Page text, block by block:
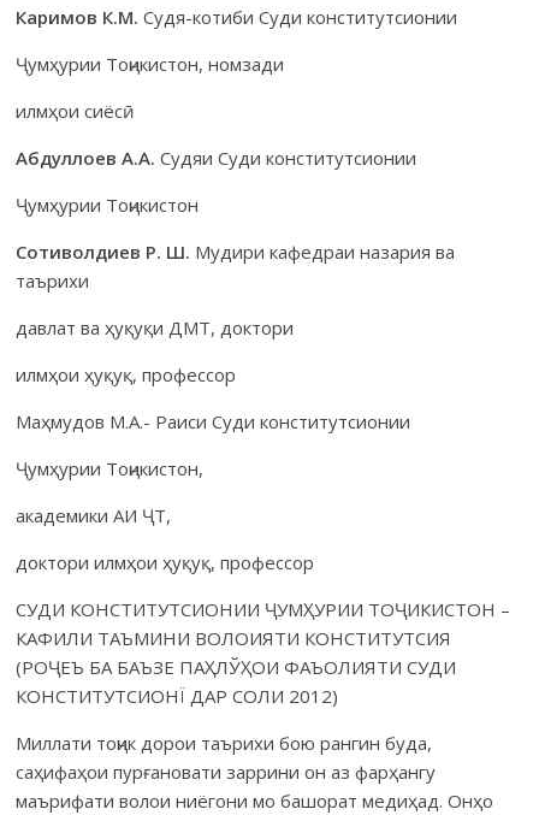
Каримов К.М.Судя-котиби Суди конститутсионии
Ҷумҳурии Тоҷикистон, номзади
илмҳои сиёсӣ
Абдуллоев А.А.Судяи Суди конститутсионии
Ҷумҳурии Тоҷикистон
Сотиволдиев Р. Ш. Мудири кафедраи назария ва
таърихи
давлат ва ҳуқуқи ДМТ, доктори
илмҳои ҳуқуқ, профессор
Маҳмудов М.А.- Раиси Суди конститутсионии
Ҷумҳурии Тоҷикистон,
академики АИ ҶТ,
доктори илмҳои ҳуқуқ, профессор
СУДИ КОНСТИТУТСИОНИИ ҶУМҲУРИИ ТОҶИКИСТОН –
КАФИЛИ ТАЪМИНИ ВОЛОИЯТИ КОНСТИТУТСИЯ
(РОҶЕЪ БА БАЪЗЕ ПАҲЛЎҲОИ ФАЪОЛИЯТИ СУДИ
КОНСТИТУТСИОНЇ ДАР СОЛИ 2012)
Миллати тоҷик дорои таърихи бою рангин буда,
саҳифаҳои пурғановати заррини он аз фарҳангу
маърифати волои ниёгони мо башорат медиҳад. Онҳо